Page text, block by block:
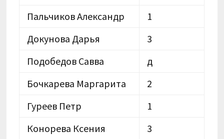
Пальчиков Александр
1
Докунова Дарья
3
Подобедов Савва
д
Бочкарева Маргарита
2
Гуреев Петр
1
Конорева Ксения
3